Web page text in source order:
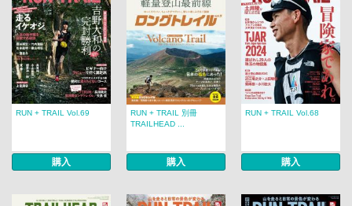
RUN + TRAIL Vol.69
購入
RUN + TRAIL 別冊
TRAILHEAD ...
購入
RUN + TRAIL Vol.68
購入